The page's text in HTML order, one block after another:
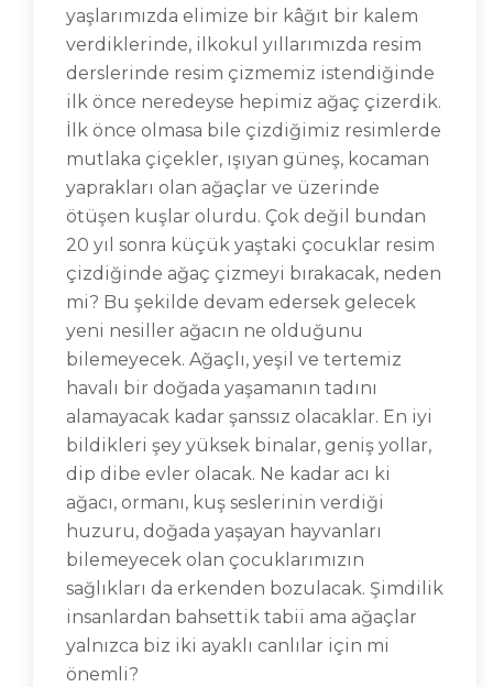
yaşlarımızda elimize bir kâğıt bir kalem
verdiklerinde, ilkokul yıllarımızda resim
derslerinde resim çizmemiz istendiğinde
ilk önce neredeyse hepimiz ağaç çizerdik.
İlk önce olmasa bile çizdiğimiz resimlerde
mutlaka çiçekler, ışıyan güneş, kocaman
yaprakları olan ağaçlar ve üzerinde
ötüşen kuşlar olurdu. Çok değil bundan
20 yıl sonra küçük yaştaki çocuklar resim
çizdiğinde ağaç çizmeyi bırakacak, neden
mi? Bu şekilde devam edersek gelecek
yeni nesiller ağacın ne olduğunu
bilemeyecek. Ağaçlı, yeşil ve tertemiz
havalı bir doğada yaşamanın tadını
alamayacak kadar şanssız olacaklar. En iyi
bildikleri şey yüksek binalar, geniş yollar,
dip dibe evler olacak. Ne kadar acı ki
ağacı, ormanı, kuş seslerinin verdiği
huzuru, doğada yaşayan hayvanları
bilemeyecek olan çocuklarımızın
sağlıkları da erkenden bozulacak. Şimdilik
insanlardan bahsettik tabii ama ağaçlar
yalnızca biz iki ayaklı canlılar için mi
önemli?